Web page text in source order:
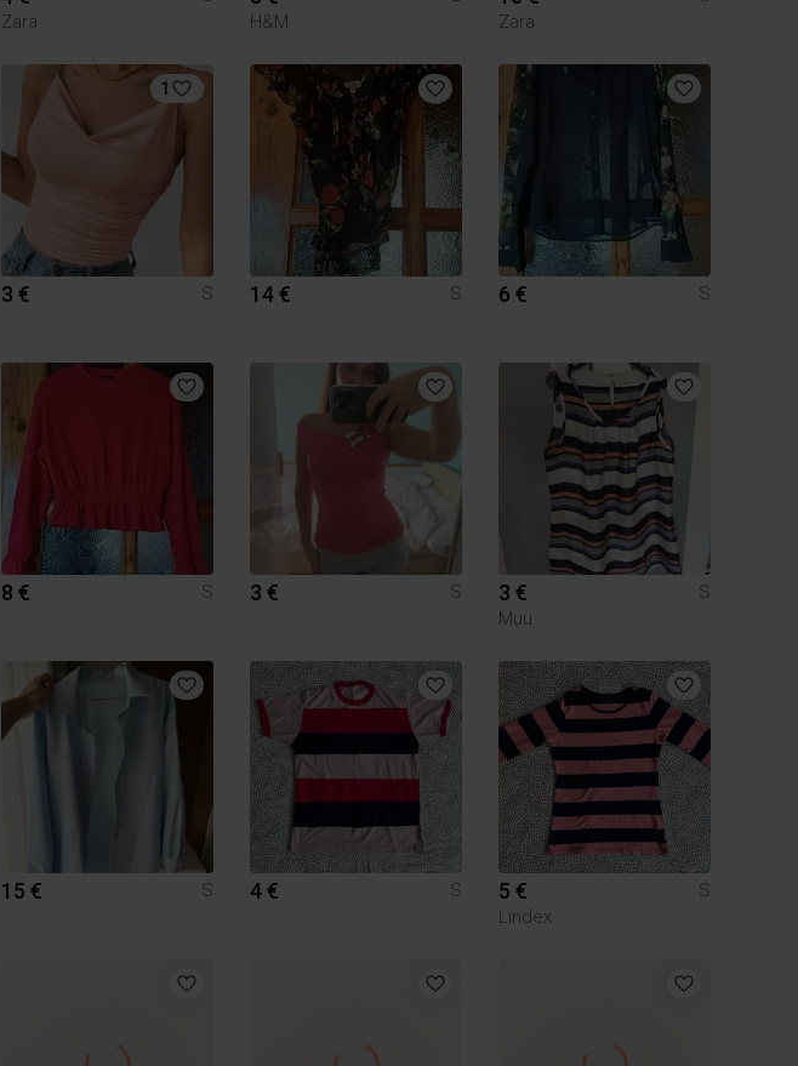
Zara
H&M
Zara
1
3 € S 14 € S 6 € S
8 € S 3 € S 3 €
S
Muu
15 € S 4 € S 5 €
S
Lindex